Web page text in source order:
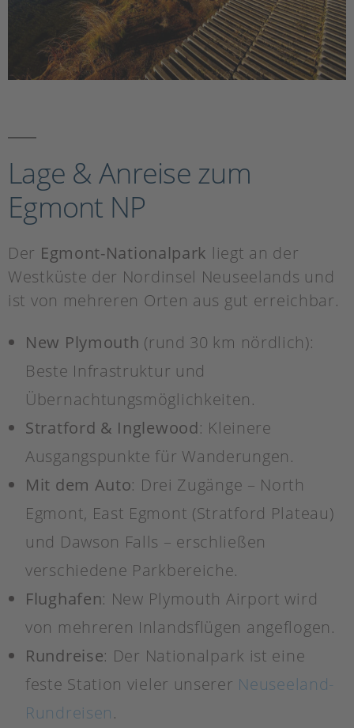
Lage & Anreise zum
Egmont NP
Der Egmont-Nationalpark liegt an der
Westküste der Nordinsel Neuseelands und
ist von mehreren Orten aus gut erreichbar.
New Plymouth (rund 30 km nördlich):
Beste Infrastruktur und
Übernachtungsmöglichkeiten.
Stratford & Inglewood: Kleinere
Ausgangspunkte für Wanderungen.
Mit dem Auto: Drei Zugänge – North
Egmont, East Egmont (Stratford Plateau)
und Dawson Falls – erschließen
verschiedene Parkbereiche.
Flughafen: New Plymouth Airport wird
von mehreren Inlandsflügen angeflogen.
Rundreise: Der Nationalpark ist eine
feste Station vieler unserer Neuseeland-
Rundreisen.